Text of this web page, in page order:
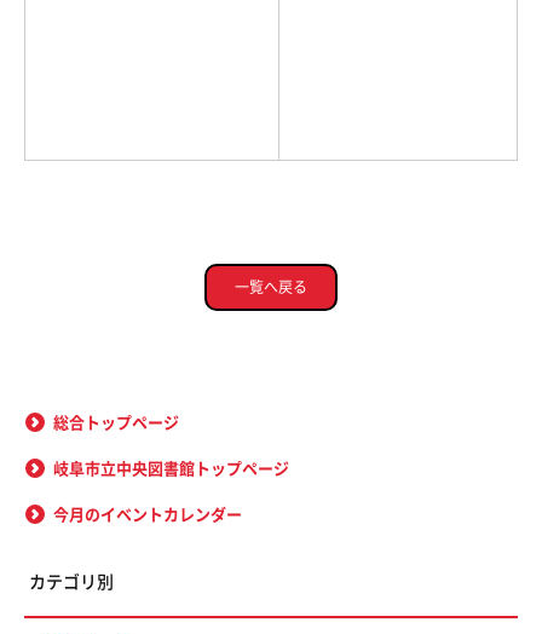
一覧へ戻る
総合トップページ
岐阜市立中央図書館トップページ
今月のイベントカレンダー
カテゴリ別